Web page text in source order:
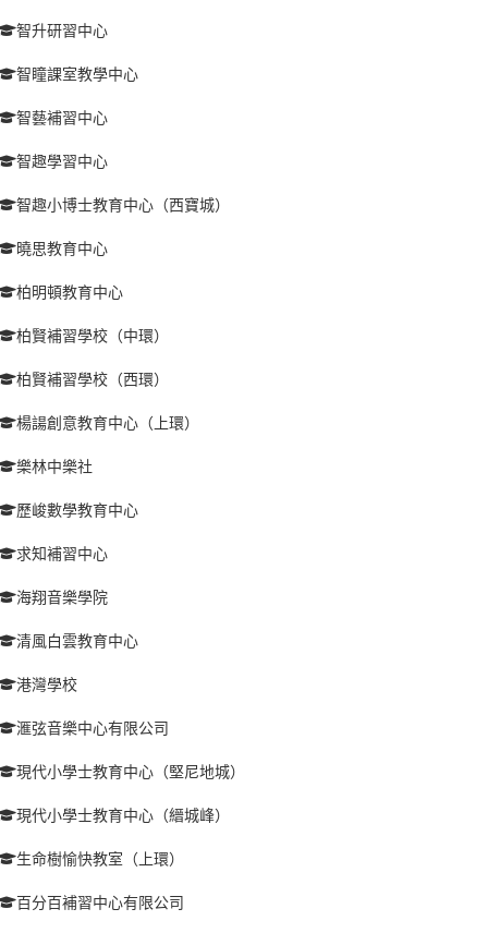
智升研習中心
智瞳課室教學中心
智藝補習中心
智趣學習中心
智趣小博士教育中心（西寶城）
曉思教育中心
柏明頓教育中心
柏賢補習學校（中環）
柏賢補習學校（西環）
楊諹創意教育中心（上環）
樂林中樂社
歷峻數學教育中心
求知補習中心
海翔音樂學院
清風白雲教育中心
港灣學校
滙弦音樂中心有限公司
現代小學士教育中心（堅尼地城）
現代小學士教育中心（縉城峰）
生命樹愉快教室（上環）
百分百補習中心有限公司